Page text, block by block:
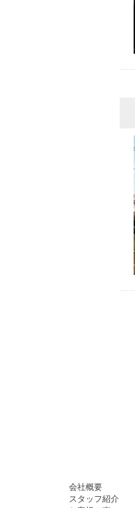
会社概要
スタッフ紹介